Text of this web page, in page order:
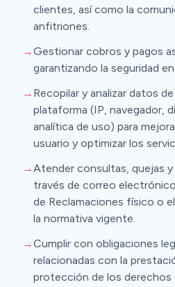
clientes, así como la
anfitriones.
→Gestionar cobros y pagos
garantizando la seguridad
→ Recopilar y analizar datos
plataforma (IP, navegador,
analítica de uso) para
usuario y optimizar los
→Atender consultas, quejas
través de correo
de Reclamaciones físico o
la normativa vigente.
→Cumplir con obligaciones
relacionadas con la
protección de los derechos